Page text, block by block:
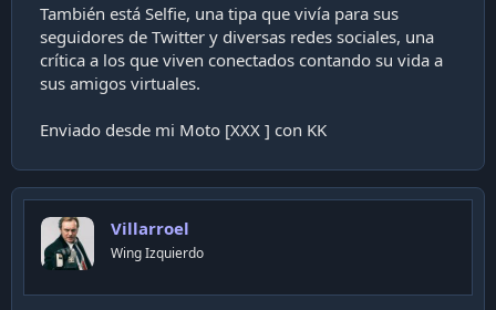
También está Selfie, una tipa que vivía para sus
seguidores de Twitter y diversas redes sociales, una
crítica a los que viven conectados contando su vida a
sus amigos virtuales.
Enviado desde mi Moto [XXX ] con KK
Villarroel
Wing Izquierdo